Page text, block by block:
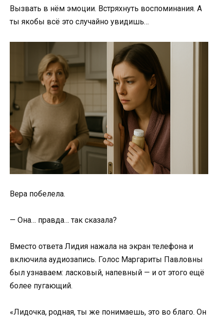
Вызвать в нём эмоции. Встряхнуть воспоминания. А
ты якобы всё это случайно увидишь…
Вера побелела.
— Она… правда… так сказала?
Вместо ответа Лидия нажала на экран телефона и
включила аудиозапись. Голос Маргариты Павловны
был узнаваем: ласковый, напевный — и от этого ещё
более пугающий.
«Лидочка, родная, ты же понимаешь, это во благо. Он